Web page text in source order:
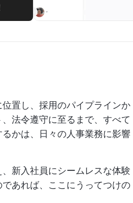
置し、採用のパイプラインか
法令遵守に至るまで、すべて
かは、日々の人事業務に影響
新入社員にシームレスな体験
あれば、ここにうってつけの